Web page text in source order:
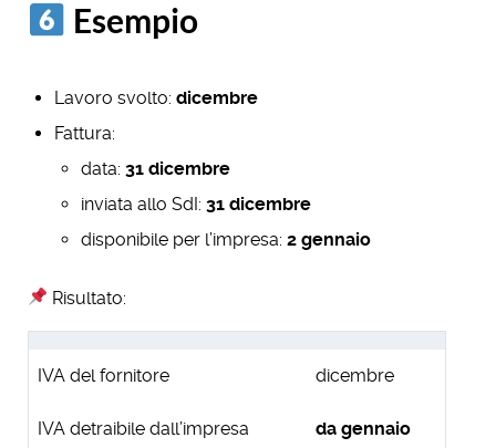
Esempio
Lavoro svolto: dicembre
Fattura:
data: 31 dicembre
inviata allo SdI: 31 dicembre
disponibile per l’impresa: 2 gennaio
Risultato:
IVA del fornitore dicembre
IVA detraibile dall’impresa da gennaio